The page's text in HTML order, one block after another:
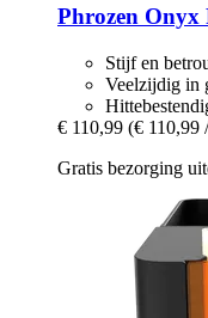
Phrozen Onyx
Stijf en
Veelzijdig in
€ 110,99 (€ 110,99
Gratis bezorging